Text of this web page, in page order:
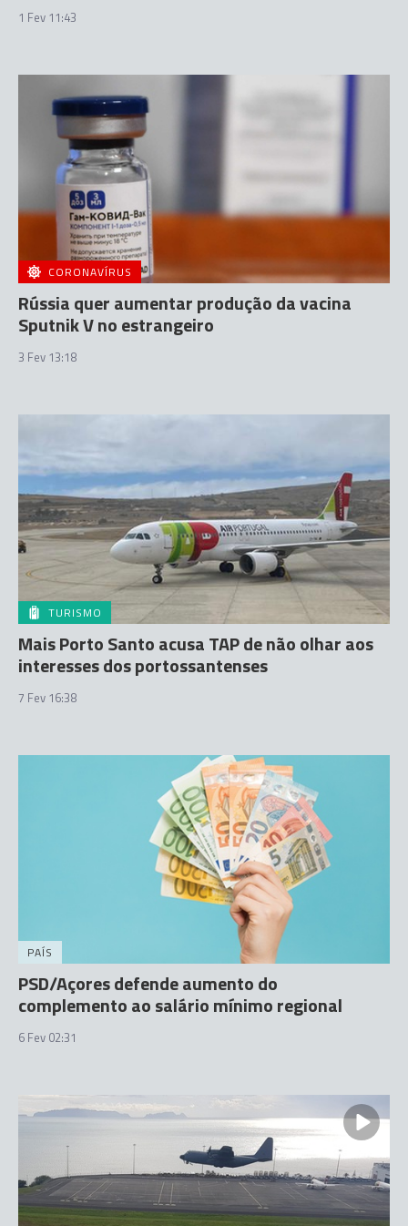
1 Fev 11:43
CORONAVÍRUS
Rússia quer aumentar produção da vacina
Sputnik V no estrangeiro
3 Fev 13:18
TURISMO
Mais Porto Santo acusa TAP de não olhar aos
interesses dos portossantenses
7 Fev 16:38
PAÍS
PSD/Açores defende aumento do
complemento ao salário mínimo regional
6 Fev 02:31